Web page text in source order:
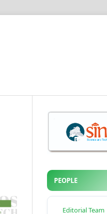
PEOPLE
Editorial Team